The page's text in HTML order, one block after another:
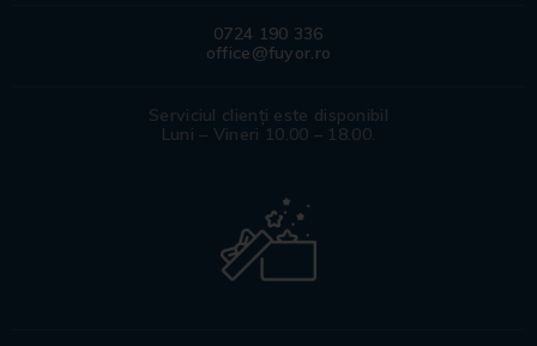
0724 190 336
office@fuyor.ro
Serviciul clienți este disponibil
Luni – Vineri 10.00 – 18.00.